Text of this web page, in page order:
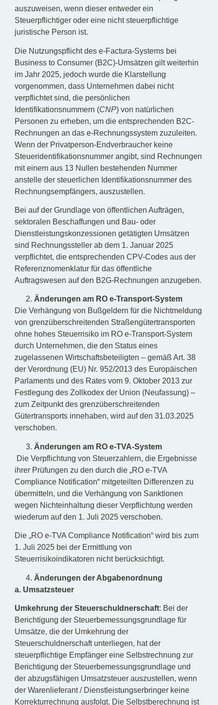
auszuweisen, wenn dieser entweder ein
Steuerpflichtiger oder eine nicht steuerpflichtige
juristische Person ist.
Die Nutzungspflicht des e-Factura-Systems bei
Business to Consumer (B2C)-Umsätzen gilt weiterhin
im Jahr 2025, jedoch wurde die Klarstellung
vorgenommen, dass Unternehmen dabei nicht
verpflichtet sind, die persönlichen
Identifikationsnummern (CNP) von natürlichen
Personen zu erheben, um die entsprechenden B2C-
Rechnungen an das e-Rechnungssystem zuzuleiten.
Wenn der Privatperson-Endverbraucher keine
Steueridentifikationsnummer angibt, sind Rechnungen
mit einem aus 13 Nullen bestehenden Nummer
anstelle der steuerlichen Identifikationsnummer des
Rechnungsempfängers, auszustellen.
Bei auf der Grundlage von öffentlichen Aufträgen,
sektoralen Beschaffungen und Bau- oder
Dienstleistungskonzessionen getätigten Umsätzen
sind Rechnungssteller ab dem 1. Januar 2025
verpflichtet, die entsprechenden CPV-Codes aus der
Referenznomenklatur für das öffentliche
Auftragswesen auf den B2G-Rechnungen anzugeben.
Änderungen am RO e-Transport-System
Die Verhängung von Bußgeldern für die Nichtmeldung
von grenzüberschreitenden Straßengütertransporten
ohne hohes Steuerrisiko im RO e-Transport-System
durch Unternehmen, die den Status eines
zugelassenen Wirtschaftsbeteiligten – gemäß Art. 38
der Verordnung (EU) Nr. 952/2013 des Europäischen
Parlaments und des Rates vom 9. Oktober 2013 zur
Festlegung des Zollkodex der Union (Neufassung) –
zum Zeitpunkt des grenzüberschreitenden
Gütertransports innehaben, wird auf den 31.03.2025
verschoben.
Änderungen am RO e-TVA-System
Die Verpflichtung von Steuerzahlern, die Ergebnisse
ihrer Prüfungen zu den durch die „RO e-TVA
Compliance Notification“ mitgeteilten Differenzen zu
übermitteln, und die Verhängung von Sanktionen
wegen Nichteinhaltung dieser Verpflichtung werden
wiederum auf den 1. Juli 2025 verschoben.
Die „RO e-TVA Compliance Notification“ wird bis zum
1. Juli 2025 bei der Ermittlung von
Steuerrisikoindikatoren nicht berücksichtigt.
Änderungen der Abgabenordnung
a. Umsatzsteuer
Umkehrung der Steuerschuldnerschaft: Bei der
Berichtigung der Steuerbemessungsgrundlage für
Umsätze, die der Umkehrung der
Steuerschuldnerschaft unterliegen, hat der
steuerpflichtige Empfänger eine Selbstrechnung zur
Berichtigung der Steuerbemessungsgrundlage und
der abzugsfähigen Umsatzsteuer auszustellen, wenn
der Warenlieferant / Dienstleistungserbringer keine
Korrekturrechnung ausfolgt. Die Selbstberechnung ist